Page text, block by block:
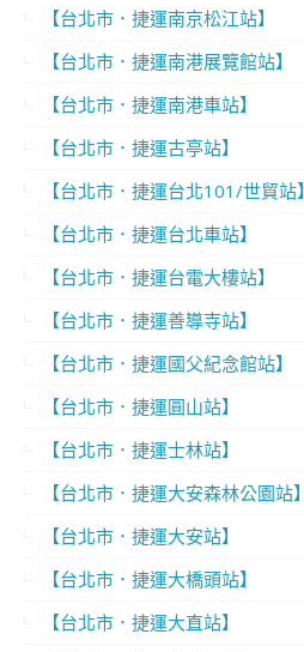
【台北市．捷運南京松江站】
【台北市．捷運南港展覽館站】
【台北市．捷運南港車站】
【台北市．捷運古亭站】
【台北市．捷運台北101/世貿站】
【台北市．捷運台北車站】
【台北市．捷運台電大樓站】
【台北市．捷運善導寺站】
【台北市．捷運國父紀念館站】
【台北市．捷運圓山站】
【台北市．捷運士林站】
【台北市．捷運大安森林公園站】
【台北市．捷運大安站】
【台北市．捷運大橋頭站】
【台北市．捷運大直站】